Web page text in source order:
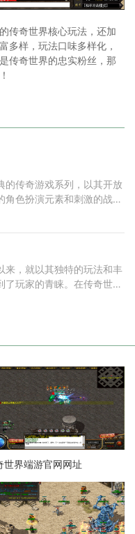
传奇世界核心玩法，还加
多样，玩法口味多样化，
传奇世界的忠实粉丝，那
的传奇游戏系列，以其开放
角色扮演元素和刺激的战斗
玩家心目中的经典。无论是
来，就以其独特的玩法和丰
了玩家的青睐。在传奇世界
玩家依然可以选择战士、法
世界端游官网网址